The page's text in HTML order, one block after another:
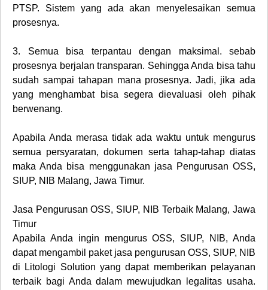
PTSP. Sistem yang ada akan menyelesaikan semua
prosesnya.
3.
Semua bisa terpantau dengan maksimal. sebab
prosesnya berjalan transparan. Sehingga Anda bisa tahu
sudah sampai tahapan mana prosesnya. Jadi, jika ada
yang menghambat bisa segera dievaluasi oleh pihak
berwenang.
Apabila Anda merasa tidak ada waktu untuk mengurus
semua persyaratan, dokumen serta tahap-tahap diatas
maka Anda bisa menggunakan jasa Pengurusan OSS,
SIUP, NIB Malang, Jawa Timur.
Jasa Pengurusan OSS, SIUP, NIB Terbaik Malang, Jawa
Timur
Apabila Anda ingin mengurus OSS, SIUP, NIB, Anda
dapat mengambil paket jasa pengurusan OSS, SIUP, NIB
di Litologi Solution yang dapat memberikan pelayanan
terbaik bagi Anda dalam mewujudkan legalitas usaha.